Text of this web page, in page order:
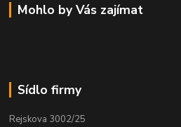
Mohlo by Vás zajímat
Sídlo firmy
Rejskova 3002/25